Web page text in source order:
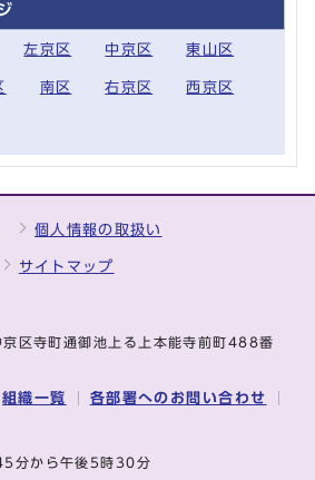
左京区 中京区 東山区
南区 右京区 西京区
個人情報の取扱い
サイトマップ
寺町通御池上る上本能寺前町488番
組織一覧 各部署へのお問い合わせ
分から午後5時30分